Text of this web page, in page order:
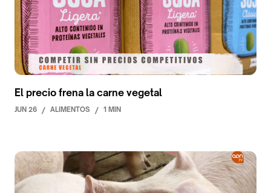
El precio frena la carne vegetal
JUN 26 / ALIMENTOS / 1 MIN